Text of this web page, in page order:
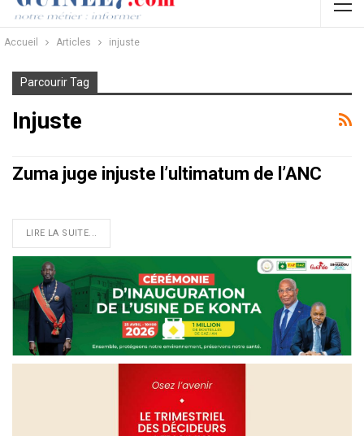
Accueil Articles injuste
Parcourir Tag
Injuste
Zuma juge injuste l’ultimatum de l’ANC
LIRE LA SUITE...